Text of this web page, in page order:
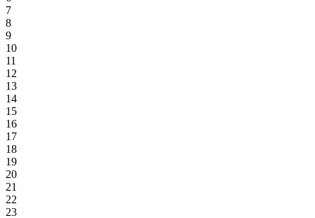
7
8
9
10
11
12
13
14
15
16
17
18
19
20
21
22
23